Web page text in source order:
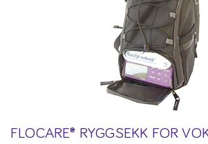
FLOCARE® RYGGSEKK FOR